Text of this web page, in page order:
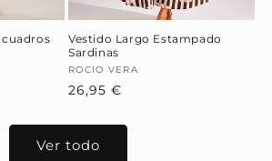
Vestido Largo Estampado
Sardinas
Proveedor:
ROCIO VERA
Precio
26,95 €
Ver todo